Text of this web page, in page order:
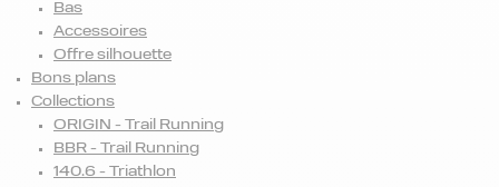
Bas
Accessoires
Offre silhouette
Bons plans
Collections
ORIGIN - Trail Running
BBR - Trail Running
140.6 - Triathlon